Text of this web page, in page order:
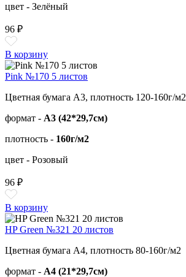
цвет - Зелёный
96 ₽
В корзину
Pink №170 5 листов
Цветная бумага А3, плотность 120-160г/м2
формат - А3 (42*29,7см)
плотность - 160г/м2
цвет - Розовый
96 ₽
В корзину
HP Green №321 20 листов
Цветная бумага А4, плотность 80-160г/м2
формат - А4 (21*29,7см)